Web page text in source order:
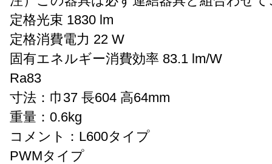
定格光束 1830 lm
定格消費電力 22 W
固有エネルギー消費効率 83.1 lm/W
Ra83
寸法：巾37 長604 高64mm
重量：0.6kg
コメント：L600タイプ
PWMタイプ